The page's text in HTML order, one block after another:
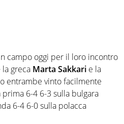
campo oggi per il loro incontro
greca Marta Sakkari e la
entrambe vinto facilmente
6-4 6-3 sulla bulgara
6-4 6-0 sulla polacca